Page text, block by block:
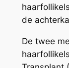
de
De twee